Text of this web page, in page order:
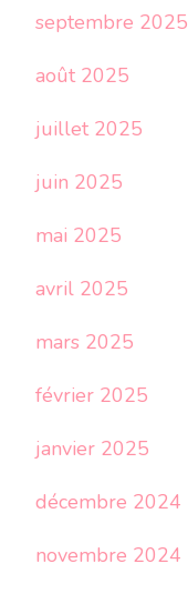
septembre 2025
août 2025
juillet 2025
juin 2025
mai 2025
avril 2025
mars 2025
février 2025
janvier 2025
décembre 2024
novembre 2024